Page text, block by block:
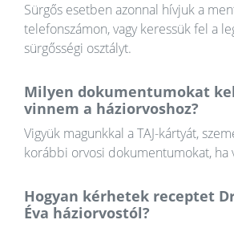
Sürgős esetben azonnal hívjuk a
telefonszámon, vagy keressük fel a
sürgősségi osztályt.
Milyen dokumentumokat
vinnem a háziorvoshoz?
Vigyük magunkkal a TAJ-kártyát,
korábbi orvosi dokumentumokat, ha
Hogyan kérhetek receptet
Éva háziorvostól?